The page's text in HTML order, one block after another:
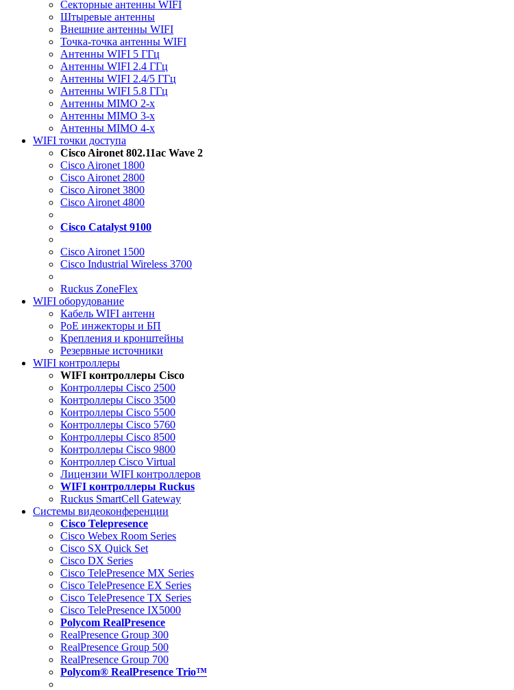
Секторные антенны WIFI
Штыревые антенны
Внешние антенны WIFI
Точка-точка антенны WIFI
Антенны WIFI 5 ГГц
Антенны WIFI 2.4 ГГц
Антенны WIFI 2.4/5 ГГц
Антенны WIFI 5.8 ГГц
Антенны MIMO 2-x
Антенны MIMO 3-x
Антенны MIMO 4-x
WIFI точки доступа
Cisco Aironet 802.11ac Wave 2
Cisco Aironet 1800
Cisco Aironet 2800
Cisco Aironet 3800
Cisco Aironet 4800
Cisco Catalyst 9100
Cisco Aironet 1500
Cisco Industrial Wireless 3700
Ruckus ZoneFlex
WIFI оборудование
Кабель WIFI антенн
PoE инжекторы и БП
Крепления и кронштейны
Резервные источники
WIFI контроллеры
WIFI контроллеры Cisco
Контроллеры Cisco 2500
Контроллеры Cisco 3500
Контроллеры Cisco 5500
Контроллеры Cisco 5760
Контроллеры Cisco 8500
Контроллеры Cisco 9800
Контроллер Cisco Virtual
Лицензии WIFI контроллеров
WIFI контроллеры Ruckus
Ruckus SmartCell Gateway
Системы видеоконференции
Cisco Telepresence
Cisco Webex Room Series
Cisco SX Quick Set
Cisco DX Series
Cisco TelePresence MX Series
Cisco TelePresence EX Series
Cisco TelePresence TX Series
Cisco TelePresence IX5000
Polycom RealPresence
RealPresence Group 300
RealPresence Group 500
RealPresence Group 700
Polycom® RealPresence Trio™